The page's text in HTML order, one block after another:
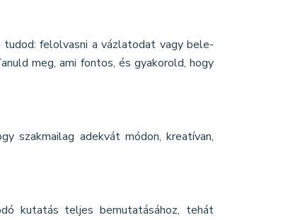
tudod: felolvasni a vázlatodat vagy bele-
meg, ami fontos, és gyakorold, hogy
szakmailag adekvát módon, kreatívan,
kutatás teljes bemutatásához, tehát